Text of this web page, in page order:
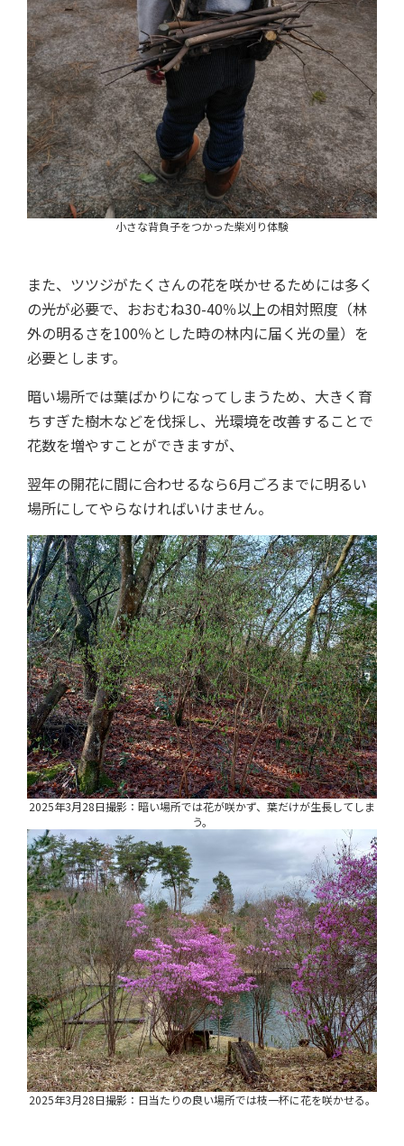
小さな背負子をつかった柴刈り体験
また、ツツジがたくさんの花を咲かせるためには多く
の光が必要で、おおむね30-40％以上の相対照度（林
外の明るさを100％とした時の林内に届く光の量）を
必要とします。
暗い場所では葉ばかりになってしまうため、大きく育
ちすぎた樹木などを伐採し、光環境を改善することで
花数を増やすことができますが、
翌年の開花に間に合わせるなら6月ごろまでに明るい
場所にしてやらなければいけません。
2025年3月28日撮影：暗い場所では花が咲かず、葉だけが生長してしま
う。
2025年3月28日撮影：日当たりの良い場所では枝一杯に花を咲かせる。